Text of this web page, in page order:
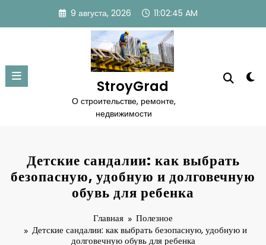
содержимому
9 августа, 2026 11:02:46 AM
StroyGrad
О строительстве, ремонте,
недвижимости
Детские сандалии: как выбрать
безопасную, удобную и долговечную
обувь для ребенка
Главная
Полезное
Детские сандалии: как выбрать безопасную, удобную и
долговечную обувь для ребенка